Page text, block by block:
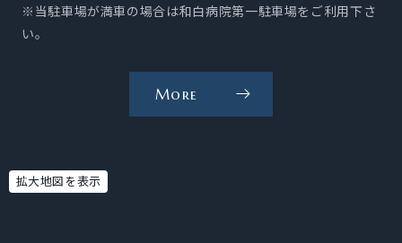
見
※当駐車場が満車の場合は和白病院第一駐車場をご利用下さ
い。
More
当
拡大地図を表示